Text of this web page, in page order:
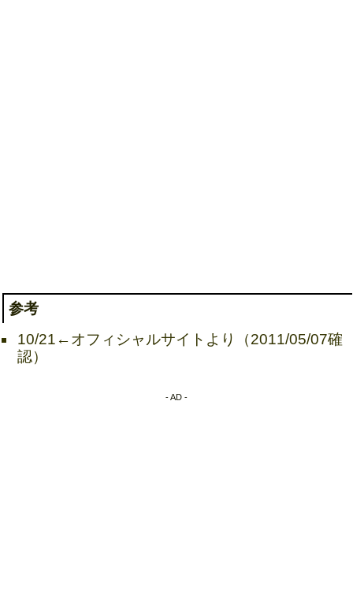
参考
10/21←オフィシャルサイトより（2011/05/07確
認）
- AD -